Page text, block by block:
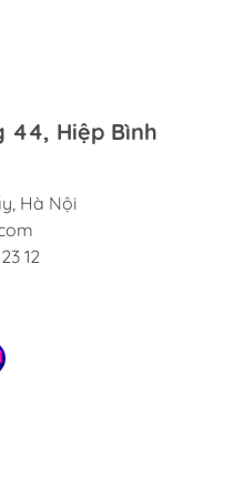
44, Hiệp Bình
Hà Nội
12